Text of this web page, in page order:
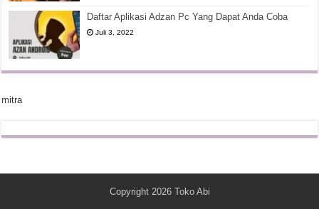
Daftar Aplikasi Adzan Pc Yang Dapat Anda Coba
Juli 3, 2022
mitra
Copyright 2026 Toko Abi